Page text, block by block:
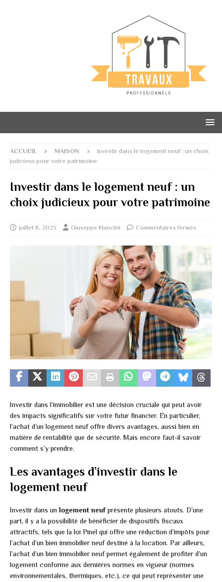
ACCUEIL MAISON
Investir dans le logement neuf : un choix
judicieux pour votre patrimoine
Investir dans le logement neuf : un
choix judicieux pour votre patrimoine
juillet 8, 2023 Giuseppe Mancini Commentaires fermés
Investir dans l’immobilier est une décision cruciale qui peut avoir
des impacts significatifs sur votre futur financier. En particulier,
l’achat d’un logement neuf offre divers avantages, aussi bien en
matière de rentabilité que de sécurité. Mais encore faut-il savoir
comment s’y prendre.
Les avantages d’investir dans le
logement neuf
Investir dans un logement neufprésente plusieurs atouts. D’une
part, il y a la possibilité de bénéficier de dispositifs fiscaux
attractifs, tels que la loi Pinel qui offre une réduction d’impôts pour
l’achat d’un bien immobilier neuf destiné à la location. Par ailleurs,
l’achat d’un bien immobilier neuf permet également de profiter d’un
logement conforme aux dernières normes en vigueur (normes
environnementales, thermiques, etc.), ce qui peut représenter une